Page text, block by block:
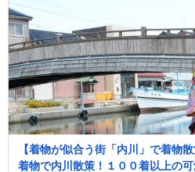
【着物が似合う街「内川」で着物
着物で内川散策！１００着以上の